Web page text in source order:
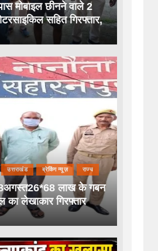
मोबाइल छीनने वाले 2
सहित गिरफ्तार,
उत्तराखंड ब्रेकिंग न्यूज़ राज्य
लाख के गबन
का लेखाकार गिरफ्तार